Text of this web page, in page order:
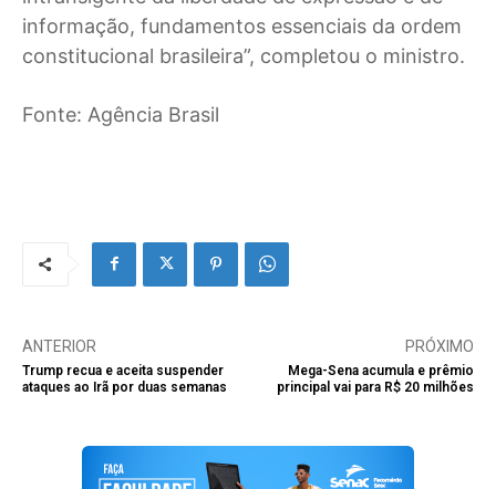
informação, fundamentos essenciais da ordem
constitucional brasileira”, completou o ministro.
Fonte: Agência Brasil
ANTERIOR
Trump recua e aceita suspender
ataques ao Irã por duas semanas
PRÓXIMO
Mega-Sena acumula e prêmio
principal vai para R$ 20 milhões